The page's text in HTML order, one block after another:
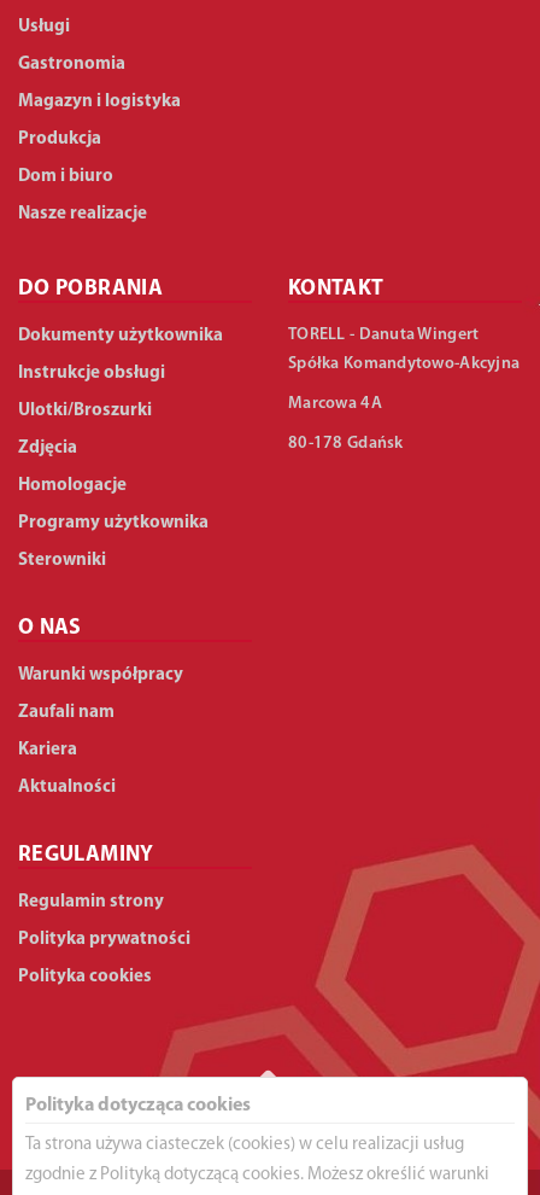
Usługi
Gastronomia
Magazyn i logistyka
Produkcja
Dom i biuro
Nasze realizacje
DO POBRANIA
Dokumenty użytkownika
Instrukcje obsługi
Ulotki/Broszurki
Zdjęcia
Homologacje
Programy użytkownika
Sterowniki
O NAS
Warunki współpracy
Zaufali nam
Kariera
Aktualności
REGULAMINY
Regulamin strony
Polityka prywatności
Polityka cookies
KONTAKT
TORELL - Danuta Wingert
Spółka Komandytowo-Akcyjna
Marcowa 4A
80-178 Gdańsk
Polityka dotycząca cookies
Ta strona używa ciasteczek (cookies) w celu realizacji usług
zgodnie z Polityką dotyczącą cookies. Możesz określić warunki